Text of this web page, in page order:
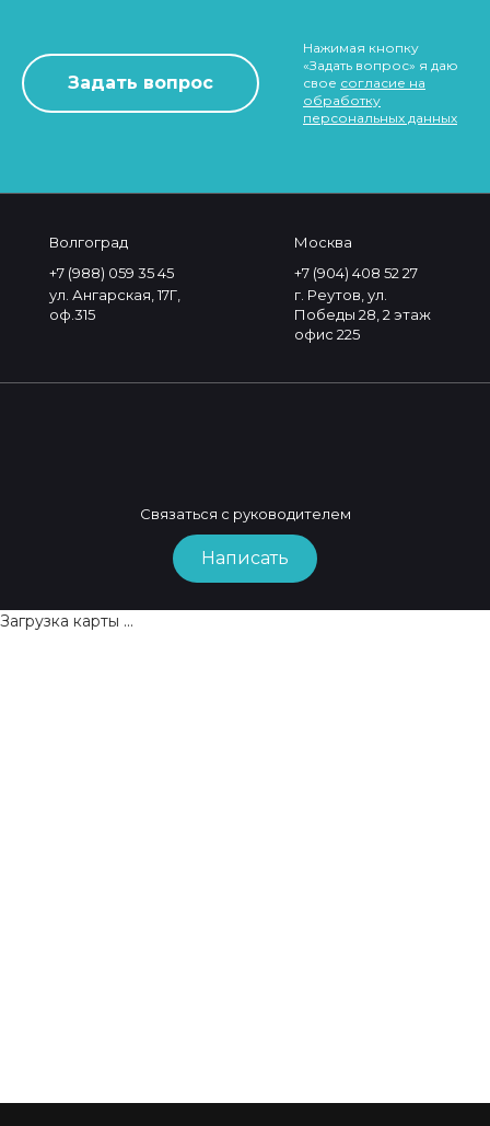
Нажимая кнопку
«Задать вопрос» я даю
свое согласие на
обработку
персональных данных
Волгоград
+7 (988) 059 35 45
ул. Ангарская, 17Г,
оф.315
Москва
+7 (904) 408 52 27
г. Реутов, ул.
Победы 28, 2 этаж
офис 225
Связаться с руководителем
Написать
Загрузка карты ...